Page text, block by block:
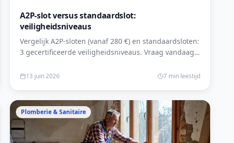
A2P-slot versus standaardslot:
veiligheidsniveaus
Vergelijk A2P-sloten (vanaf 280 €) en standaardsloten:
3 gecertificeerde veiligheidsniveaus. Vraag vandaag
13 juin 2026 7 min leestijd
Plomberie & Sanitaire